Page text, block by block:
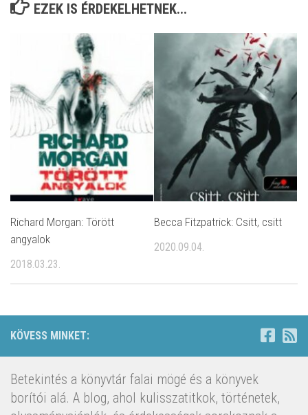
EZEK IS ÉRDEKELHETNEK...
Richard Morgan: Törött ​
angyalok
2018.03.23.
Becca Fitzpatrick: Csitt, csitt
2020.09.04.
KÖVESS MINKET:
Betekintés a könyvtár falai mögé és a könyvek
borítói alá. A blog, ahol kulisszatitkok, történetek,